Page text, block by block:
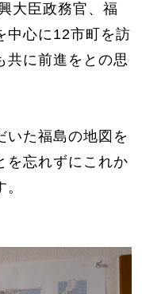
大臣政務官、福
中心に12市町を訪
共に前進をとの思
いた福島の地図を
を忘れずにこれか